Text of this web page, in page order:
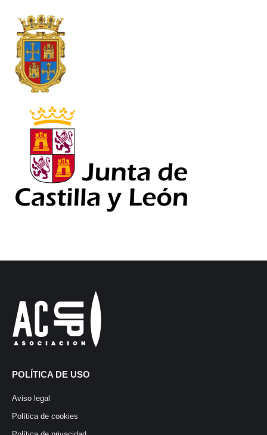
POLÍTICA DE USO
Aviso legal
Política de cookies